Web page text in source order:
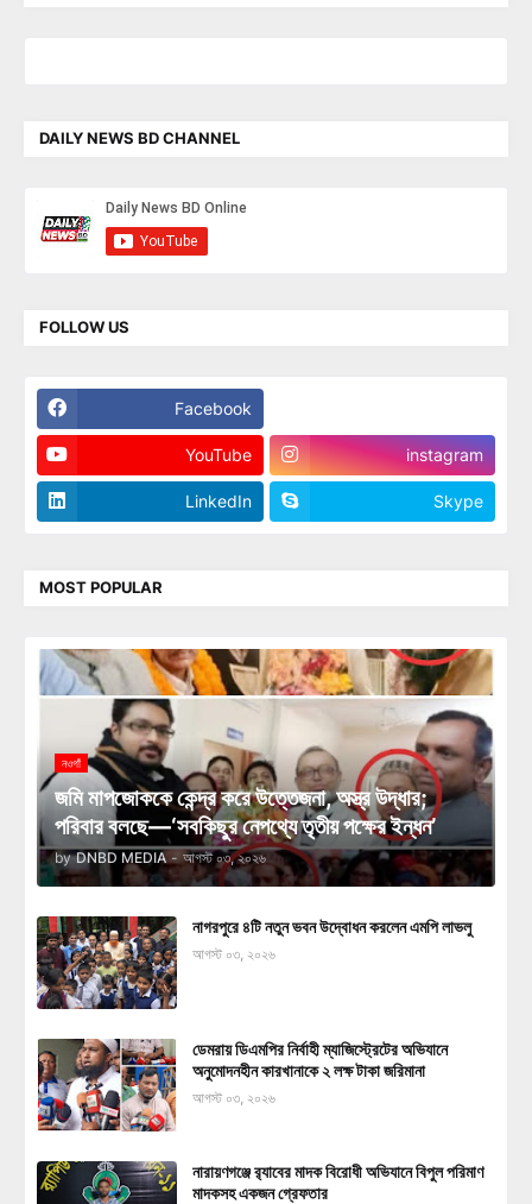
DAILY NEWS BD CHANNEL
FOLLOW US
Facebook
YouTube instagram
LinkedIn Skype
MOST POPULAR
নওগাঁ
জমি মাপজোককে কেন্দ্র করে উত্তেজনা, অস্ত্র উদ্ধার;
পরিবার বলছে—‘সবকিছুর নেপথ্যে তৃতীয় পক্ষের ইন্ধন’
by DNBD MEDIA - আগস্ট ০৩, ২০২৬
নাগরপুরে ৪টি নতুন ভবন উদ্বোধন করলেন এমপি লাভলু
আগস্ট ০৩, ২০২৬
ডেমরায় ডিএমপির নির্বাহী ম্যাজিস্ট্রেটের অভিযানে
অনুমোদনহীন কারখানাকে ২ লক্ষ টাকা জরিমানা
আগস্ট ০৩, ২০২৬
নারায়ণগঞ্জে র‍্যাবের মাদক বিরোধী অভিযানে বিপুল পরিমাণ
মাদকসহ একজন গ্রেফতার